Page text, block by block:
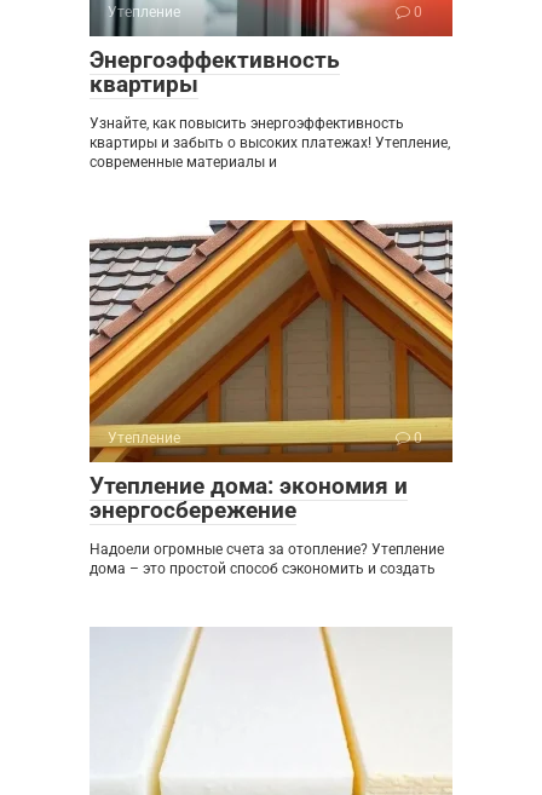
Утепление 0
Энергоэффективность
квартиры
Узнайте, как повысить энергоэффективность
квартиры и забыть о высоких платежах! Утепление,
современные материалы и
Утепление 0
Утепление дома: экономия и
энергосбережение
Надоели огромные счета за отопление? Утепление
дома – это простой способ сэкономить и создать